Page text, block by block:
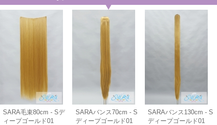
SARA毛束80cm - Sデ
ィープゴールド01
SARAバンス70cm - S
ディープゴールド01
SARAバンス130cm - S
ディープゴールド01